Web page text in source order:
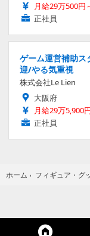
月給29万500円
正社員
ゲーム運営補助
迎/やる気重視
株式会社Le Lien
大阪府
月給29万5,900
正社員
ホーム › フィギュア・グ